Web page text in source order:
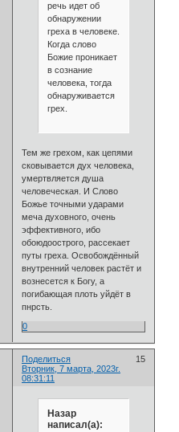
речь идет об
обнаружении
греха в человеке.
Когда слово
Божие проникает
в сознание
человека, тогда
обнаруживается
грех.
Тем же грехом, как цепями
сковывается дух человека,
умертвляется душа
человеческая. И Слово
Божье точными ударами
меча духовного, очень
эффективного, ибо
обоюдоострого, рассекает
путы греха. Освобождённый
внутренний человек растёт и
вознесется к Богу, а
погибающая плоть уйдёт в
пнрсть.
0
Поделиться
15
Вторник, 7 марта, 2023г.
08:31:11
Назар
написал(а):